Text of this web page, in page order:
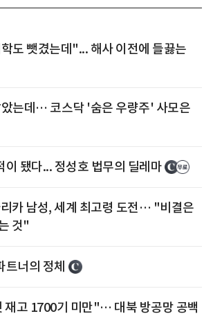
도 뺏겼는데"... 해사 이전에 들끓는
았는데… 코스닥 '숨은 우량주' 사모은
이 됐다... 정성호 법무의 딜레마
카 남성, 세계 최고령 도전… "비결은
것"
트너의 정체
재고 1700기 미만"… 대북 방공망 공백